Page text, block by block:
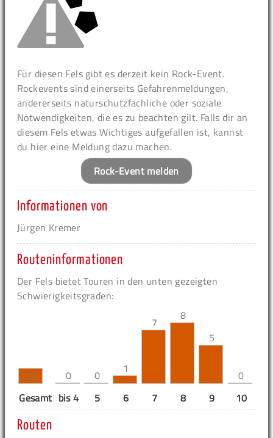
Für diesen Fels gibt es derzeit kein Rock-Event.
Rockevents sind einerseits Gefahrenmeldungen,
andererseits naturschutzfachliche oder soziale
Notwendigkeiten, die es zu beachten gilt. Falls dir an
diesem Fels etwas Wichtiges aufgefallen ist, kannst
du hier eine Meldung dazu machen.
Rock-Event melden
Informationen von
Jürgen Kremer
Routeninformationen
Der Fels bietet Touren in den unten gezeigten
Schwierigkeitsgraden:
22 0 0 1
7
8
5
0
Gesamt bis 4 5 6 7 8 9 10
Routen